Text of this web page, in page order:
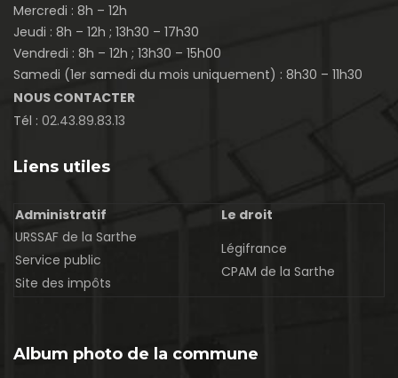
Mercredi : 8h – 12h
Jeudi : 8h – 12h ; 13h30 – 17h30
Vendredi : 8h – 12h ; 13h30 – 15h00
Samedi (1er samedi du mois uniquement) : 8h30 – 11h30
NOUS CONTACTER
Tél : 02.43.89.83.13
Liens utiles
Administratif
Le droit
URSSAF de la Sarthe
Service public
Site des impôts
Légifrance
CPAM de la Sarthe
Album photo de la commune